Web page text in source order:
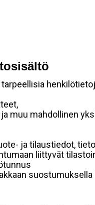
muu mahdollinen
ja tilaustiedot,
liittyvät